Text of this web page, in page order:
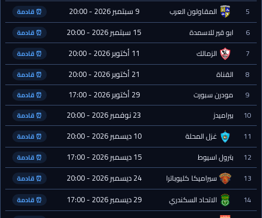
5 المقاولون العرب 9 سبتمبر 2026 - 20:00 ⏰ قادمة
6 ابو قير للاسمدة 15 سبتمبر 2026 - 20:00 ⏰ قادمة
7 الزمالك 11 أكتوبر 2026 - 20:00 ⏰ قادمة
8 القناة 21 أكتوبر 2026 - 20:00 ⏰ قادمة
9 مودرن سبورت 29 أكتوبر 2026 - 17:00 ⏰ قادمة
10 بيراميدز 23 نوفمبر 2026 - 20:00 ⏰ قادمة
11 غزل المحلة 10 ديسمبر 2026 - 20:00 ⏰ قادمة
12 بترول اسيوط 15 ديسمبر 2026 - 17:00 ⏰ قادمة
13 سيراميكا كليوباترا 24 ديسمبر 2026 - 20:00 ⏰ قادمة
14 الاتحاد السكندري 29 ديسمبر 2026 - 17:00 ⏰ قادمة